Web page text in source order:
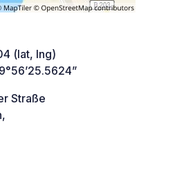
(lat, lng)
Straße